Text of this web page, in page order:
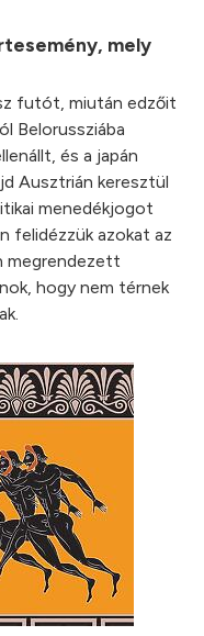
mely
futót, miután edzőit
Belorussziába
és a japán
Ausztrián keresztül
menedékjogot
felidézzük azokat az
megrendezett
hogy nem térnek